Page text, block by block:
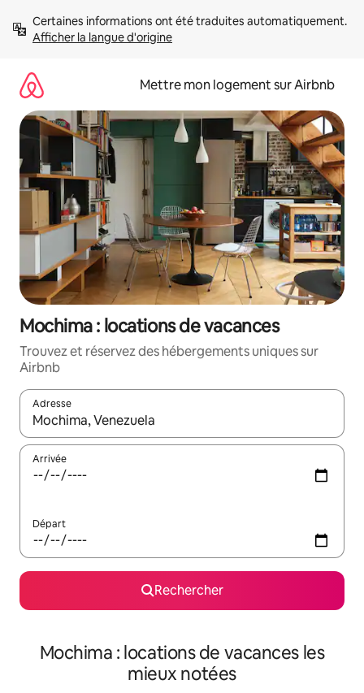
directement
Afficher la langue d'origine
Mettre mon logement sur Airbnb
Mochima : locations de vacances
Trouvez et réservez des hébergements uniques sur
Airbnb
Adresse
Lorsque les résultats s'affichent, utilisez les flèches vers le
Arrivée
Départ
Rechercher
Mochima : locations de vacances les
mieux notées